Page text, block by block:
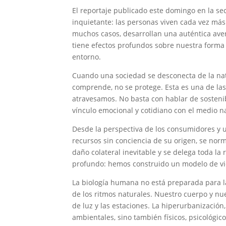
El reportaje publicado este domingo en la
inquietante: las personas viven cada vez
muchos casos, desarrollan una auténtica
tiene efectos profundos sobre nuestra
entorno.
Cuando una sociedad se desconecta de la
comprende, no se protege. Esta es una de
atravesamos. No basta con hablar de
vínculo emocional y cotidiano con el medio
Desde la perspectiva de los consumidores y
recursos sin conciencia de su origen, se
daño colateral inevitable y se delega toda
profundo: hemos construido un modelo de
La biología humana no está preparada
de los ritmos naturales. Nuestro cuerpo y
de luz y las estaciones. La
ambientales, sino también físicos,